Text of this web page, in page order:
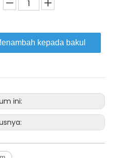
kepada bakul
ini: